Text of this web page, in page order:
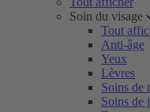
Soin du visage
Tout
Anti-âge
Yeux
Lèvres
Soins de
Soins de